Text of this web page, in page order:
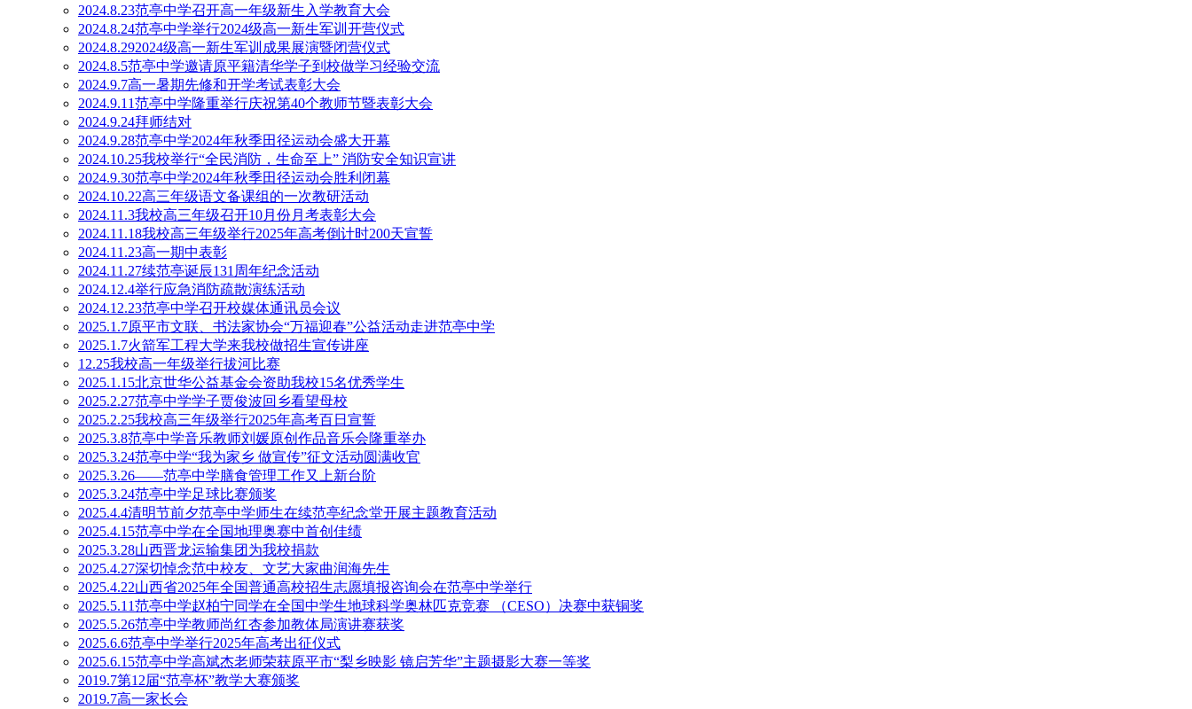
2024.8.23范亭中学召开高一年级新生入学教育大会
2024.8.24范亭中学举行2024级高一新生军训开营仪式
2024.8.292024级高一新生军训成果展演暨闭营仪式
2024.8.5范亭中学邀请原平籍清华学子到校做学习经验交流
2024.9.7高一暑期先修和开学考试表彰大会
2024.9.11范亭中学隆重举行庆祝第40个教师节暨表彰大会
2024.9.24拜师结对
2024.9.28范亭中学2024年秋季田径运动会盛大开幕
2024.10.25我校举行“全民消防，生命至上” 消防安全知识宣讲
2024.9.30范亭中学2024年秋季田径运动会胜利闭幕
2024.10.22高三年级语文备课组的一次教研活动
2024.11.3我校高三年级召开10月份月考表彰大会
2024.11.18我校高三年级举行2025年高考倒计时200天宣誓
2024.11.23高一期中表彰
2024.11.27续范亭诞辰131周年纪念活动
2024.12.4举行应急消防疏散演练活动
2024.12.23范亭中学召开校媒体通讯员会议
2025.1.7原平市文联、书法家协会“万福迎春”公益活动走进范亭中学
2025.1.7火箭军工程大学来我校做招生宣传讲座
12.25我校高一年级举行拔河比赛
2025.1.15北京世华公益基金会资助我校15名优秀学生
2025.2.27范亭中学学子贾俊波回乡看望母校
2025.2.25我校高三年级举行2025年高考百日宣誓
2025.3.8范亭中学音乐教师刘媛原创作品音乐会隆重举办
2025.3.24范亭中学“我为家乡 做宣传”征文活动圆满收官
2025.3.26——范亭中学膳食管理工作又上新台阶
2025.3.24范亭中学足球比赛颁奖
2025.4.4清明节前夕范亭中学师生在续范亭纪念堂开展主题教育活动
2025.4.15范亭中学在全国地理奥赛中首创佳绩
2025.3.28山西晋龙运输集团为我校捐款
2025.4.27深切悼念范中校友、文艺大家曲润海先生
2025.4.22山西省2025年全国普通高校招生志愿填报咨询会在范亭中学举行
2025.5.11范亭中学赵柏宁同学在全国中学生地球科学奥林匹克竞赛 （CESO）决赛中获铜奖
2025.5.26范亭中学教师尚红杏参加教体局演讲赛获奖
2025.6.6范亭中学举行2025年高考出征仪式
2025.6.15范亭中学高斌杰老师荣获原平市“梨乡映影 镜启芳华”主题摄影大赛一等奖
2019.7第12届“范亭杯”教学大赛颁奖
2019.7高一家长会